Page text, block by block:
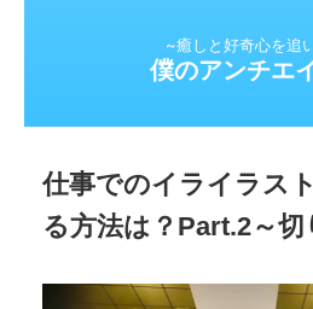
~癒しと好奇心を追
僕のアンチエ
仕事でのイライラス
る方法は？Part.2～切